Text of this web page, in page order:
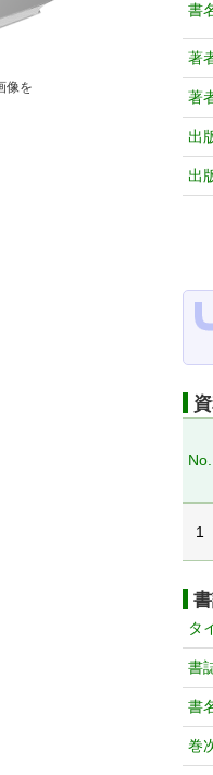
像を
書
著
著
出
出
No.
1
タ
書
書
巻